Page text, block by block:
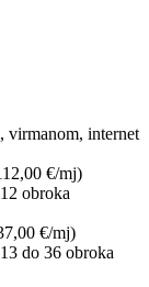
virmanom, internet
€/mj)
obroka
€/mj)
do 36 obroka